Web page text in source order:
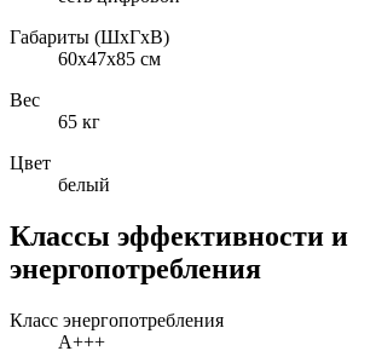
Габариты (ШxГxВ)
60x47x85 см
Вес
65 кг
Цвет
белый
Классы эффективности и
энергопотребления
Класс энергопотребления
A+++